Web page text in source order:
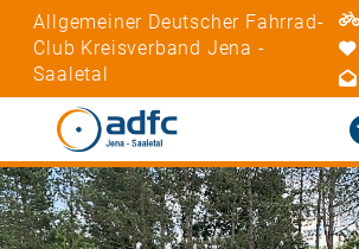
Allgemeiner Deutscher Fahrrad-
Club Kreisverband Jena -
Saaletal